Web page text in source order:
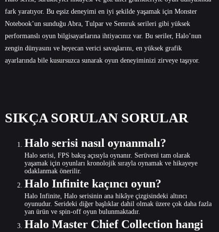
fark yaratıyor. Bu eşsiz deneyimi en iyi şekilde yaşamak için Monster
Notebook’un sunduğu Abra, Tulpar ve Semruk serileri gibi yüksek
performanslı oyun bilgisayarlarına ihtiyacınız var. Bu seriler, Halo’nun
zengin dünyasını ve heyecan verici savaşlarını, en yüksek grafik
ayarlarında bile kusursuzca sunarak oyun deneyiminizi zirveye taşıyor.
SIKÇA SORULAN SORULAR
Halo serisi nasıl oynanmalı?
Halo serisi, FPS bakış açısıyla oynanır. Serüveni tam olarak
yaşamak için oyunları kronolojik sırayla oynamak ve hikayeye
odaklanmak önerilir.
Halo Infinite kaçıncı oyun?
Halo Infinite, Halo serisinin ana hikâye çizgisindeki altıncı
oyunudur. Serideki diğer başlıklar dahil olmak üzere çok daha fazla
yan ürün ve spin-off oyun bulunmaktadır.
Halo Master Chief Collection hangi